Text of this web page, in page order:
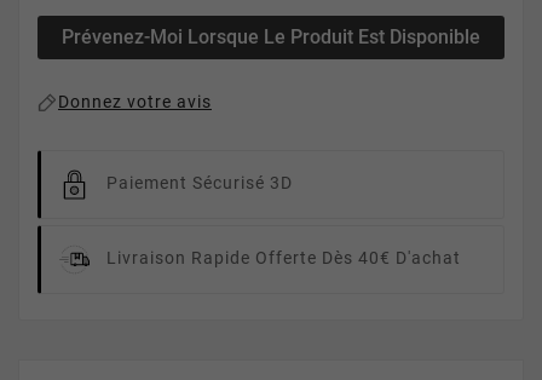
Prévenez-Moi Lorsque Le Produit Est Disponible
Donnez votre avis
Paiement Sécurisé 3D
Livraison Rapide Offerte Dès 40€ D'achat